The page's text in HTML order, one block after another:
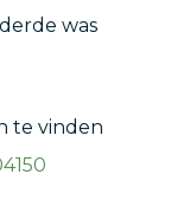
was
te vinden